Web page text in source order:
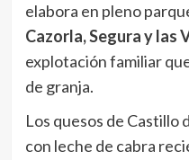
elabora en pleno
Cazorla, Segura y las
explotación familiar
de granja.
Los quesos de Castillo
con leche de cabra